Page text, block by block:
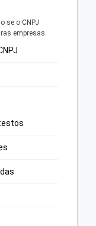
se o CNPJ
empresas.